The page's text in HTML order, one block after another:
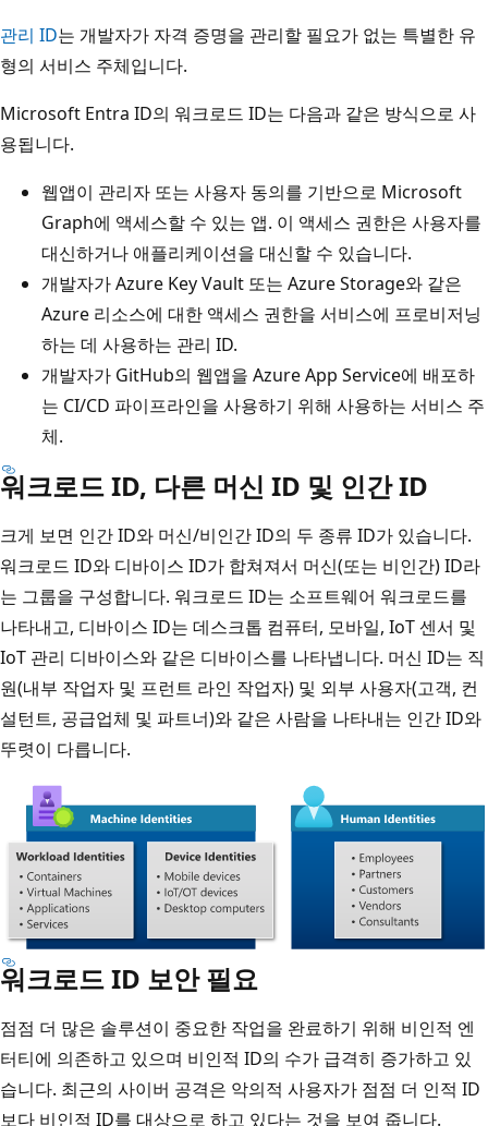
관리 ID는 개발자가 자격 증명을 관리할 필요가 없는 특별한 유
형의 서비스 주체입니다.
Microsoft Entra ID의 워크로드 ID는 다음과 같은 방식으로 사
용됩니다.
웹앱이 관리자 또는 사용자 동의를 기반으로 Microsoft
Graph에 액세스할 수 있는 앱. 이 액세스 권한은 사용자를
대신하거나 애플리케이션을 대신할 수 있습니다.
개발자가 Azure Key Vault 또는 Azure Storage와 같은
Azure 리소스에 대한 액세스 권한을 서비스에 프로비저닝
하는 데 사용하는 관리 ID.
개발자가 GitHub의 웹앱을 Azure App Service에 배포하
는 CI/CD 파이프라인을 사용하기 위해 사용하는 서비스 주
체.
워크로드 ID, 다른 머신 ID 및 인간 ID
크게 보면 인간 ID와 머신/비인간 ID의 두 종류 ID가 있습니다.
워크로드 ID와 디바이스 ID가 합쳐져서 머신(또는 비인간) ID라
는 그룹을 구성합니다. 워크로드 ID는 소프트웨어 워크로드를
나타내고, 디바이스 ID는 데스크톱 컴퓨터, 모바일, IoT 센서 및
IoT 관리 디바이스와 같은 디바이스를 나타냅니다. 머신 ID는 직
원(내부 작업자 및 프런트 라인 작업자) 및 외부 사용자(고객, 컨
설턴트, 공급업체 및 파트너)와 같은 사람을 나타내는 인간 ID와
뚜렷이 다릅니다.
워크로드 ID 보안 필요
점점 더 많은 솔루션이 중요한 작업을 완료하기 위해 비인적 엔
터티에 의존하고 있으며 비인적 ID의 수가 급격히 증가하고 있
습니다. 최근의 사이버 공격은 악의적 사용자가 점점 더 인적 ID
보다 비인적 ID를 대상으로 하고 있다는 것을 보여 줍니다.